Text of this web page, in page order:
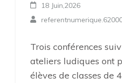
18 Juin,2026
Trois conférences
ateliers ludiques ont
élèves de classes de